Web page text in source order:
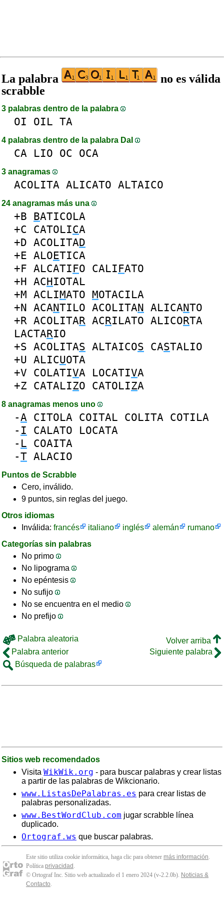
La palabra
no es válida
scrabble
3 palabras dentro de la palabra
OI OIL TA
4 palabras dentro de la palabra DaI
CA LIO OC OCA
3 anagramas
ACOLITA ALICATO ALTAICO
24 anagramas más una
+B BATICOLA
+C CATOLICA
+D ACOLITAD
+E ALOETICA
+F ALCATIFO CALIFATO
+H ACHIOTAL
+M ACLIMATO MOTACILA
+N ACANTILO ACOLITAN ALICANTO
+R ACOLITAR ACRILATO ALICORTA
LACTARIO
+S ACOLITAS ALTAICOS CASTALIO
+U ALICUOTA
+V COLATIVA LOCATIVA
+Z CATALIZO CATOLIZA
8 anagramas menos uno
-A CITOLA COITAL COLITA COTILA
- I CALATO
LOCATA
- L COAITA
-T ALACIO
Puntos de Scrabble
Cero, inválido.
9 puntos, sin reglas del juego.
Otros idiomas
Inválida: francés italiano inglés alemán
rumano
Categorías sin palabras
No primo
No lipograma
No epéntesis
No sufijo
No se encuentra en el medio
No prefijo
Palabra aleatoria
Volver arriba
Palabra anterior
Siguiente palabra
Búsqueda de palabras
Sitios web recomendados
Visita WikWik.org - para buscar palabras y crear listas
a partir de las palabras de Wikcionario.
www.ListasDePalabras.es para crear listas de
palabras personalizadas.
www.BestWordClub.com jugar scrabble línea
duplicado.
Ortograf.ws que buscar palabras.
Este sitio utiliza cookie informática, haga clic para obtener más información.
Política privacidad .
© Ortograf Inc. Sitio web actualizado el 1 enero 2024 (v-2.2.0b). Noticias &
Contacto.